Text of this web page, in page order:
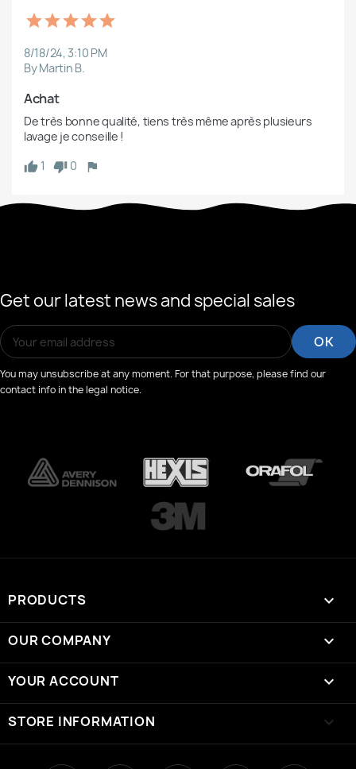
8/18/24, 3:10 PM
By Martin B.
Achat
De très bonne qualité, tiens très même après plusieurs
lavage je conseille !
1
0
Get our latest news and special sales
You may unsubscribe at any moment. For that purpose, please find our
contact info in the legal notice.
PRODUCTS 
OUR COMPANY 
YOUR ACCOUNT 
STORE INFORMATION keyboard_arrow_down